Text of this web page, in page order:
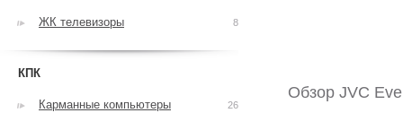
Обзор JVC
ЖК телевизоры 8
КПК
Карманные компьютеры 26